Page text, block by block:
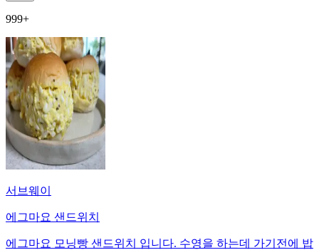
999+
서브웨이
에그마요 샌드위치
에그마요 모닝빵 샌드위치 입니다. 수영을 하는데 가기전에 밥